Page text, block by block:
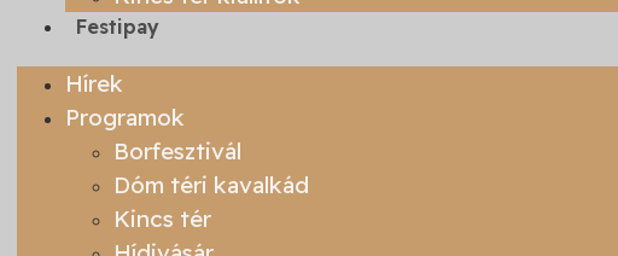
Festipay
Hírek
Programok
Borfesztivál
Dóm téri kavalkád
Kincs tér